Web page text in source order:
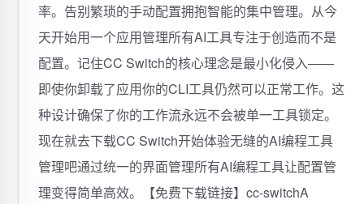
率。告别繁琐的手动配置拥抱智能的集中管理。从今
天开始用一个应用管理所有AI工具专注于创造而不是
配置。记住CC Switch的核心理念是最小化侵入——
即使你卸载了应用你的CLI工具仍然可以正常工作。这
种设计确保了你的工作流永远不会被单一工具锁定。
现在就去下载CC Switch开始体验无缝的AI编程工具
管理吧通过统一的界面管理所有AI编程工具让配置管
理变得简单高效。【免费下载链接】cc-switchA